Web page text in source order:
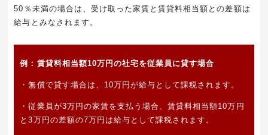
50％未満の場合は、受け取った家賃と賃貸料相当額との差額は
給与とみなされます。
例：賃貸料相当額10万円の社宅を従業員に貸す場合
・無償で貸す場合は、10万円が給与として課税されます。
・従業員が3万円の家賃を支払う場合、賃貸料相当額10万円
と3万円の差額の7万円は給与として課税されます。